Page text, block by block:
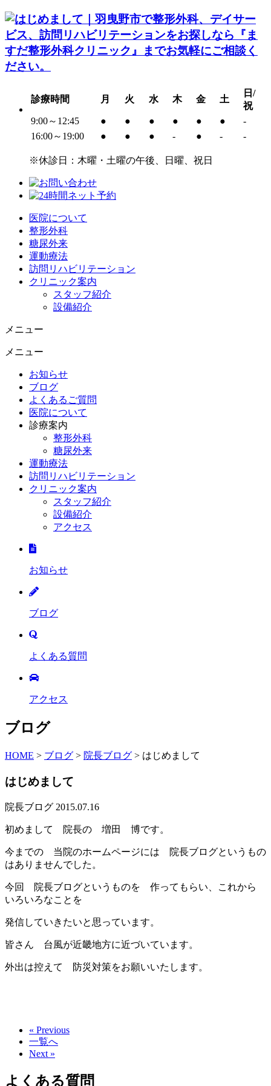
診療時間 月 火 水 木 金 土
日/
祝
9:00～12:45
● ● ● ● ● ●
-
16:00～19:00
● ● ● - ● - -
※休診日：木曜・土曜の午後、日曜、祝日
医院について
整形外科
糖尿外来
運動療法
訪問リハビリテーション
クリニック案内
スタッフ紹介
設備紹介
メニュー
メニュー
お知らせ
ブログ
よくあるご質問
医院について
診療案内
整形外科
糖尿外来
運動療法
訪問リハビリテーション
クリニック案内
スタッフ紹介
設備紹介
アクセス
お知らせ
ブログ
よくある質問
アクセス
ブログ
HOME > ブログ > 院長ブログ > はじめまして
はじめまして
院長ブログ 2015.07.16
初めまして 院長の 増田 博です。
今までの 当院のホームページには 院長ブログというもの
はありませんでした。
今回 院長ブログというものを 作ってもらい、これから
いろいろなことを
発信していきたいと思っています。
皆さん 台風が近畿地方に近づいています。
外出は控えて 防災対策をお願いいたします。
« Previous
一覧へ
Next »
よくある質問